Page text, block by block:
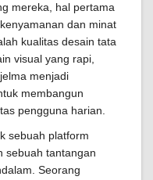
mereka, hal pertama
dan minat
kualitas desain tata
visual yang rapi,
menjadi
membangun
pengguna harian.
sebuah platform
sebuah tantangan
Seorang